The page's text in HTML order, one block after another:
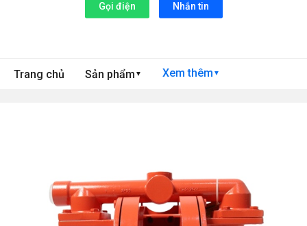
Gọi điện Nhắn tin
Trang chủ Sản phẩm ▼ Xem thêm ▼